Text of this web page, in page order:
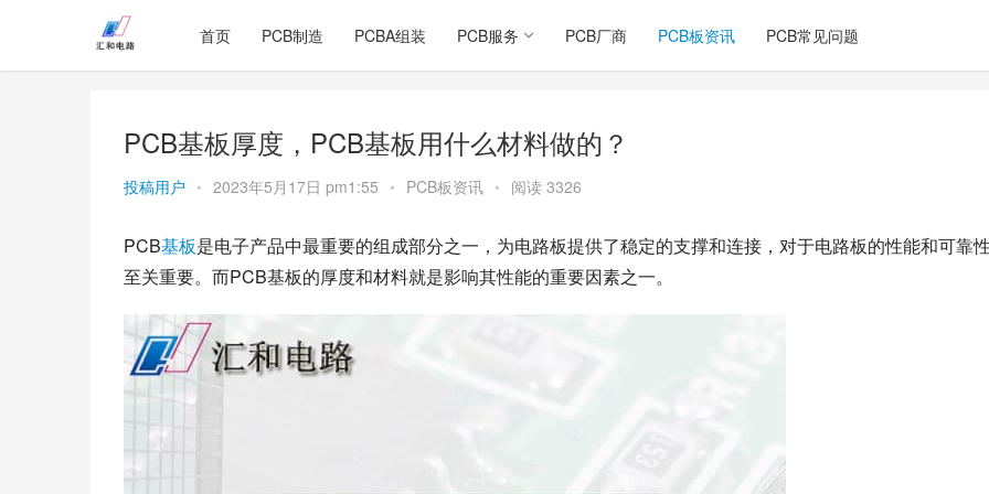
首页 PCB制造 PCBA组装 PCB服务 PCB厂商 PCB板资讯 PCB常见问题
PCB基板厚度，PCB基板用什么材料做的？
投稿用户 • 2023年5月17日 pm1:55 • PCB板资讯 • 阅读 3326
PCB基板是电子产品中最重要的组成部分之一，为电路板提供了稳定的支撑和连接，对于电路板的性能和可靠
至关重要。而PCB基板的厚度和材料就是影响其性能的重要因素之一。